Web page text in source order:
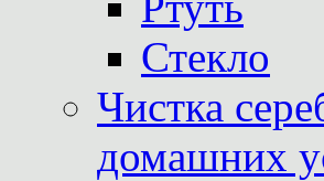
Стекло
Чистка
домашних